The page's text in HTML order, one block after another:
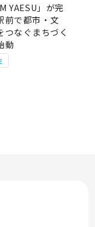
YAESU」が完
前で都市・文
つなぐまちづく
動